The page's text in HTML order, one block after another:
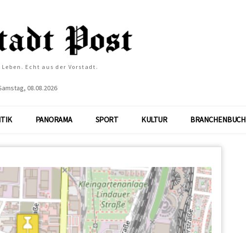
Echt aus der Vorstadt.
08.08.2026
PANORAMA SPORT KULTUR BRANCHENBUCH